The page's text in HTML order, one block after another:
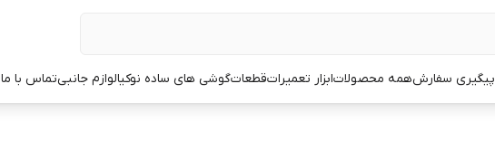
پیگیری سفارشهمه محصولاتابزار تعمیراتقطعاتگوشی های ساده نوکیالوازم جانبیتماس با ما